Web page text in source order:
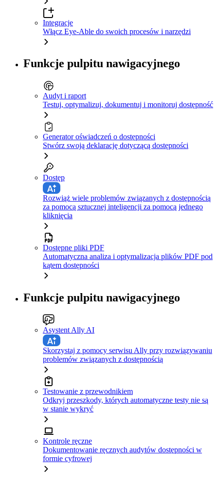
Integracje
Włącz Eye-Able do swoich procesów i narzędzi
Funkcje pulpitu nawigacyjnego
Audyt i raport
Testuj, optymalizuj, dokumentuj i monitoruj dostępność
Generator oświadczeń o dostępności
Stwórz swoją deklarację dotyczącą dostępności
Dostęp
Rozwiąż wiele problemów związanych z dostępnością
za pomocą sztucznej inteligencji za pomocą jednego
kliknięcia
Dostępne pliki PDF
Automatyczna analiza i optymalizacja plików PDF pod
kątem dostępności
Funkcje pulpitu nawigacyjnego
Asystent Ally AI
Skorzystaj z pomocy serwisu Ally przy rozwiązywaniu
problemów związanych z dostępnością
Testowanie z przewodnikiem
Odkryj przeszkody, których automatyczne testy nie są
w stanie wykryć
Kontrole ręczne
Dokumentowanie ręcznych audytów dostępności w
formie cyfrowej